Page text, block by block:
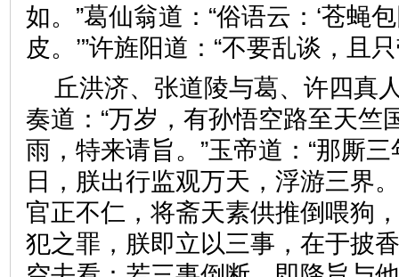
如。”葛仙翁道：“俗语云：‘苍蝇
皮。’”许旌阳道：“不要乱谈，
丘洪济、张道陵与葛、许四真
奏道：“万岁，有孙悟空路至天竺
雨，特来请旨。”玉帝道：“那厮
日，朕出行监观万天，浮游三界
官正不仁，将斋天素供推倒喂狗
犯之罪，朕即立以三事，在于披